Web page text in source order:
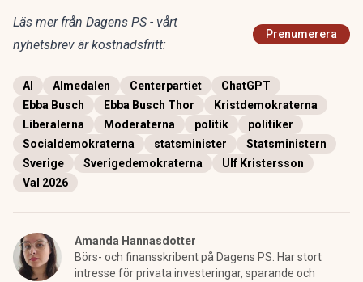
Läs mer från Dagens PS - vårt
nyhetsbrev är kostnadsfritt:
Prenumerera
AI Almedalen Centerpartiet
ChatGPT
Ebba Busch
Ebba Busch Thor
Kristdemokraterna
Liberalerna
Moderaterna politik
politiker
Socialdemokraterna
statsminister
Statsministern
Sverige
Sverigedemokraterna
Ulf Kristersson
Val 2026
Amanda Hannasdotter
Börs- och finansskribent på Dagens PS. Har stort
intresse för privata investeringar, sparande och